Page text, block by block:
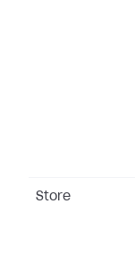
Store